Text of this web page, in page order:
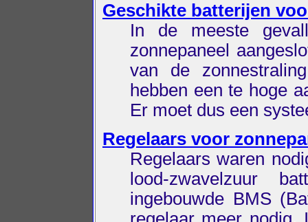
Geschikte batterijen
In de meeste
zonnepaneel
van de
hebben een te hoge
Er moet dus een
Regelaars voor
Regelaars waren
lood-zwavelzuur
ingebouwde BMS